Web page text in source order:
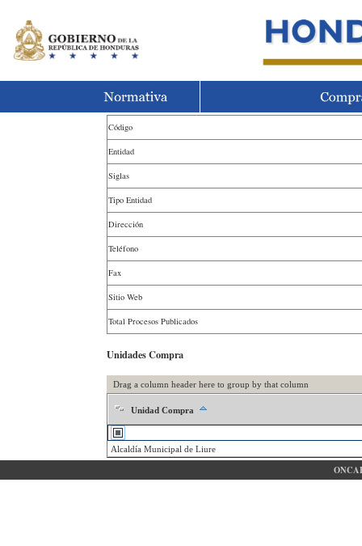
Código
Entidad
Siglas
Tipo Entidad
Dirección
Teléfono
Fax
Sitio Web
Total Procesos Publicados
Unidades Compra
Drag a column header here to group by that column
Unidad Compra
Alcaldía Municipal de Liure